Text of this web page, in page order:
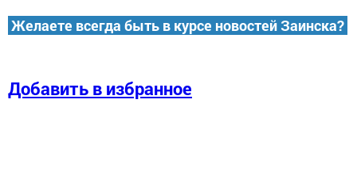
Желаете всегда быть в курсе новостей Заинска?
Добавить в избранное